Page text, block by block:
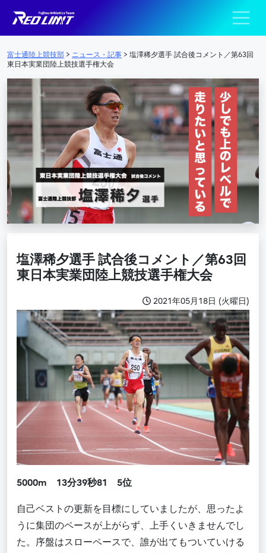
メインナビゲーション
陸上競技部 –
富士通陸上競技部 > ニュース・記事 > 塩澤稀夕選手 試合後コメント／第63回
東日本実業団陸上競技選手権大会
塩澤稀夕選手 試合後コメント／第63回
東日本実業団陸上競技選手権大会
2021年05月18日 (火曜日)
5000m 13分39秒81 5位
自己ベストの更新を目標にしていましたが、思ったよ
うに集団のペースが上がらず、上手くいきませんでし
た。序盤はスローペースで、誰が出てもついていける